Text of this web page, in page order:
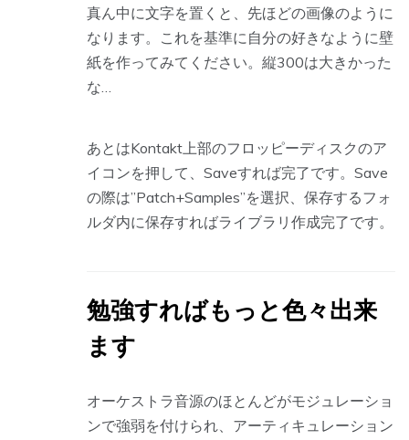
真ん中に文字を置くと、先ほどの画像のように
なります。これを基準に自分の好きなように壁
紙を作ってみてください。縦300は大きかった
な…
あとはKontakt上部のフロッピーディスクのア
イコンを押して、Saveすれば完了です。Save
の際は”Patch+Samples”を選択、保存するフォ
ルダ内に保存すればライブラリ作成完了です。
勉強すればもっと色々出来
ます
オーケストラ音源のほとんどがモジュレーショ
ンで強弱を付けられ、アーティキュレーション